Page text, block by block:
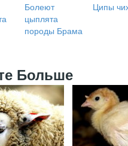
Болеют
цыплята
породы Брама
Ципы
Больше